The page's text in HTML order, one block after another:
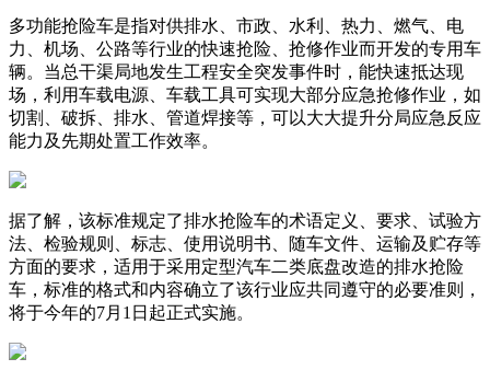
多功能抢险车是指对供排水、市政、水利、热力、燃气、电
力、机场、公路等行业的快速抢险、抢修作业而开发的专用车
辆。当总干渠局地发生工程安全突发事件时，能快速抵达现
场，利用车载电源、车载工具可实现大部分应急抢修作业，如
切割、破拆、排水、管道焊接等，可以大大提升分局应急反应
能力及先期处置工作效率。
据了解，该标准规定了排水抢险车的术语定义、要求、试验方
法、检验规则、标志、使用说明书、随车文件、运输及贮存等
方面的要求，适用于采用定型汽车二类底盘改造的排水抢险
车，标准的格式和内容确立了该行业应共同遵守的必要准则，
将于今年的7月1日起正式实施。